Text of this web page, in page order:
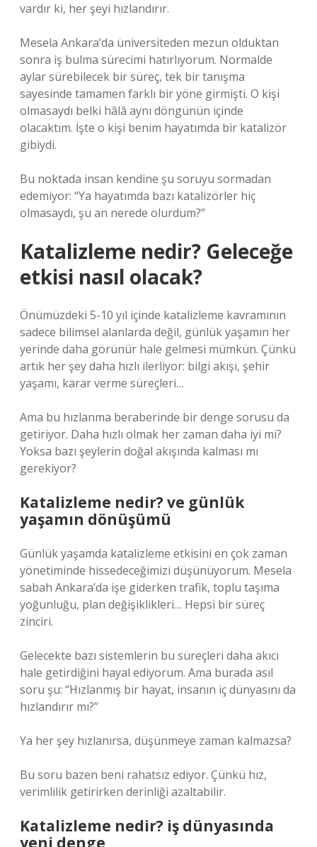
vardır ki, her şeyi hızlandırır.
Mesela Ankara’da üniversiteden mezun olduktan
sonra iş bulma sürecimi hatırlıyorum. Normalde
aylar sürebilecek bir süreç, tek bir tanışma
sayesinde tamamen farklı bir yöne girmişti. O kişi
olmasaydı belki hâlâ aynı döngünün içinde
olacaktım. İşte o kişi benim hayatımda bir katalizör
gibiydi.
Bu noktada insan kendine şu soruyu sormadan
edemiyor: “Ya hayatımda bazı katalizörler hiç
olmasaydı, şu an nerede olurdum?”
Katalizleme nedir? Geleceğe
etkisi nasıl olacak?
Önümüzdeki 5-10 yıl içinde katalizleme kavramının
sadece bilimsel alanlarda değil, günlük yaşamın her
yerinde daha görünür hale gelmesi mümkün. Çünkü
artık her şey daha hızlı ilerliyor: bilgi akışı, şehir
yaşamı, karar verme süreçleri…
Ama bu hızlanma beraberinde bir denge sorusu da
getiriyor. Daha hızlı olmak her zaman daha iyi mi?
Yoksa bazı şeylerin doğal akışında kalması mı
gerekiyor?
Katalizleme nedir? ve günlük
yaşamın dönüşümü
Günlük yaşamda katalizleme etkisini en çok zaman
yönetiminde hissedeceğimizi düşünüyorum. Mesela
sabah Ankara’da işe giderken trafik, toplu taşıma
yoğunluğu, plan değişiklikleri… Hepsi bir süreç
zinciri.
Gelecekte bazı sistemlerin bu süreçleri daha akıcı
hale getirdiğini hayal ediyorum. Ama burada asıl
soru şu: “Hızlanmış bir hayat, insanın iç dünyasını da
hızlandırır mı?”
Ya her şey hızlanırsa, düşünmeye zaman kalmazsa?
Bu soru bazen beni rahatsız ediyor. Çünkü hız,
verimlilik getirirken derinliği azaltabilir.
Katalizleme nedir? iş dünyasında
yeni denge